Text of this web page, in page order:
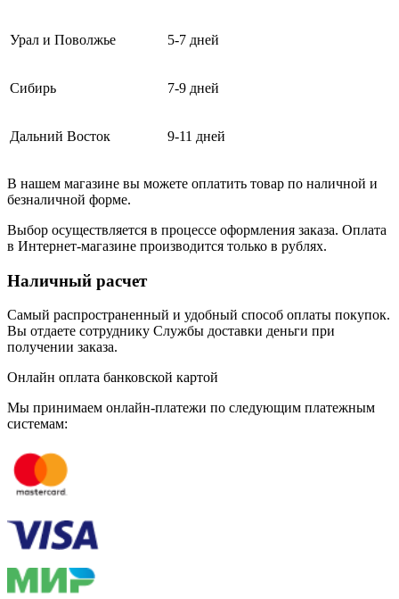
Урал и Поволжье 5-7 дней
Сибирь 7-9 дней
Дальний Восток 9-11 дней
В нашем магазине вы можете оплатить товар по наличной и
безналичной форме.
Выбор осуществляется в процессе оформления заказа. Оплата
в Интернет-магазине производится только в рублях.
Наличный расчет
Самый распространенный и удобный способ оплаты покупок.
Вы отдаете сотруднику Службы доставки деньги при
получении заказа.
Онлайн оплата банковской картой
Мы принимаем онлайн-платежи по cледующим платежным
системам: